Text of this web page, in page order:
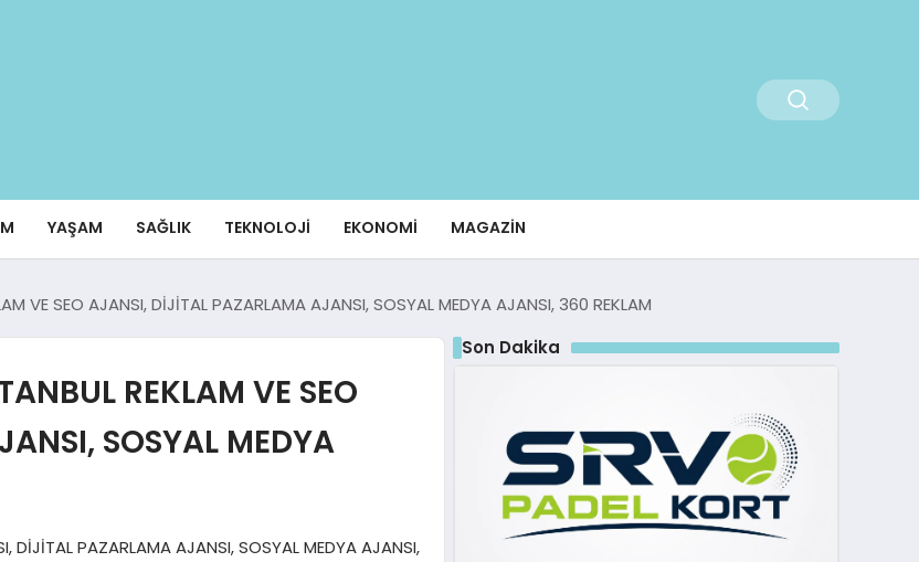
YAŞAM SAĞLIK TEKNOLOJI EKONOMI MAGAZIN
VE SEO AJANSI, DİJİTAL PAZARLAMA AJANSI, SOSYAL MEDYA AJANSI, 360 REKLAM
REKLAM VE SEO
SOSYAL MEDYA
DİJİTAL PAZARLAMA AJANSI, SOSYAL MEDYA AJANSI,
Son Dakika